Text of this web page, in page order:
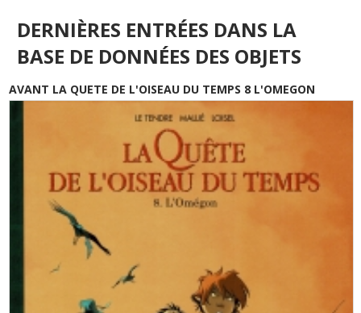
DERNIÈRES ENTRÉES DANS LA
BASE DE DONNÉES DES OBJETS
AVANT LA QUETE DE L'OISEAU DU TEMPS 8 L'OMEGON